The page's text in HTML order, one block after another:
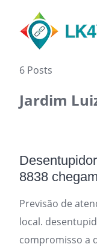
content
6 Posts
Jardim
8838
Previsão de
local.
compromisso a